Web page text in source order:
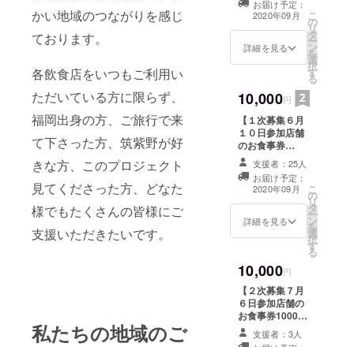
かい地域のつながりを感じ
ております。
各飲食店をいつもご利用い
ただいている方に限らず、
福岡出身の方、ご旅行で来
て下さった方、筑紫野が好
きな方、このプロジェクト
見てくださった方、どなた
様でもたくさんの皆様にご
支援いただきたいです。
私たちの地域のご
をご記入くださ
い。不要の場合
と備考欄にご記
入ください。 ※
だいた金額は参
加店舗の運用資
金に充てさせて
いただきます。
※1回の決済に
220円の手数料
がかかりますの
で、複数の場合
はまとめて購入
がお得です。
めて購入がお得
です。
居食屋夢向船/井
手ちゃんぽん筑
紫野店/うどん処
麺や十壱/おむす
びぎゅっぎゅ二
日市店/カラオケ
んてら/酒房こみ
ち/炭火串焼鉄板
いちみつ/スナッ
クエンドレス/ス
ナックメール/餃
子酒場りきまる/
ダイニングエン/
鉄板焼じゅう
じゅう/博多漢塾/
博多餃子笑井/ハ
ローコーヒー/広
島のお好み焼き
あふろ/ひろまつ
筑紫野店/二日市
とりかわきくや/
焼鳥どりーむ/よ
かどり 筑紫野二
日市店/ラ・メー
ル ※必ず「備考
欄」に飲食店名
券1000円×5枚
備考欄にお食事
券を使いたい店
舗名を下記店舗
より1店舗記載く
酒処かむら/さじ
かげん/スナック
A＆C/とろばこ/
レッフェル ※必
ず「備考欄」に
飲食店名をご記
入ください。不
要の場合は、
「券不要」と備
ださい。 ※ 上乗
せ支援いただい
充てさせていた
だきます。 ※1回
の決済に220円
の手数料がかか
りますので、複
数の場合はまと
お届け予定：
2020年09月
詳細を見る
こ
の
リ
タ
ー
ン
を
選
択
す
る
10,000円
【１次募集６月
１０日参加店舗
のお食事券
10000円】 筑紫
野市飲食店応援
お食事券1000円
×11枚 備考欄に
お食事券を使い
たい店舗名を下
記店舗より1店舗
酒屋東家二日市
店/居酒屋かとき
ん/居酒屋さん太/
居酒屋浜太郎二
日市店/居酒屋ば
んばん/居食屋む
支援者：25人
お届け予定：
2020年09月
詳細を見る
こ
の
リ
タ
ー
ン
を
選
択
す
る
10,000円
【２次募集７月
６日参加店舗の
お食事券10000
円】 筑紫野市飲
食店応援お食事
支援者：3人